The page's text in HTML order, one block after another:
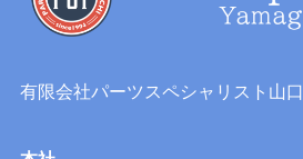
有限会社パーツスペシャリスト山口